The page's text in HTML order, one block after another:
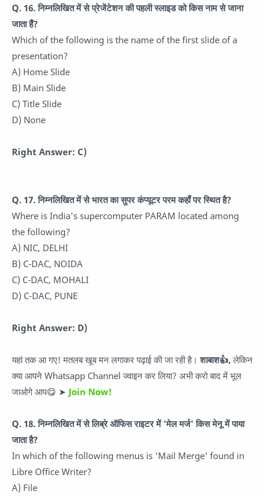
Q. 16. निम्नलिखित में से प्रेजेंटेशन की पहली स्लाइड को किस नाम से जाना
जाता हैं?
Which of the following is the name of the first slide of a
presentation?
A) Home Slide
B) Main Slide
C) Title Slide
D) None
Right Answer: C)
Q. 17. निम्नलिखित में से भारत का सुपर कंप्यूटर परम कहाँ पर स्थित है?
Where is India's supercomputer PARAM located among
the following?
A) NIC, DELHI
B) C-DAC, NOIDA
C) C-DAC, MOHALI
D) C-DAC, PUNE
Right Answer: D)
यहां तक आ गए! मतलब खूब मन लगाकर पढ़ाई की जा रही है।शाबाश👍,लेकिन
क्या आपने Whatsapp Channel ज्वाइन कर लिया? अभी करो बाद में भूल
जाओगे आप😋 ➤ Join Now!
Q. 18. निम्नलिखित में से लिब्रे ऑफिस राइटर में 'मेल मर्ज' किस मेनू में पाया
जाता है?
In which of the following menus is 'Mail Merge' found in
Libre Office Writer?
A) File